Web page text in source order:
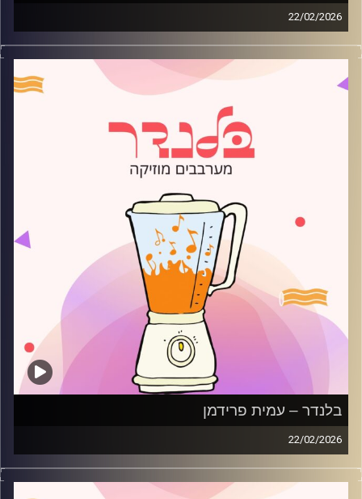
22/02/2026
מוזיקה רגועה לפתוח איתה את הבוקר בהגשת עדן ברק
קרדיט תמונות:
AudioVersity
בלנדר – עמית פרידמן
22/02/2026
מוזיקה רגועה לפתוח איתה את הבוקר בהגשת עמית פרידמן